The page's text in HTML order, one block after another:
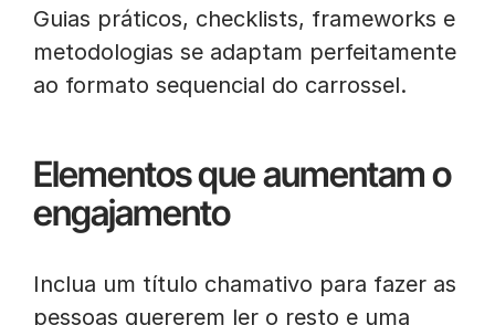
Guias práticos, checklists, frameworks e
metodologias se adaptam perfeitamente
ao formato sequencial do carrossel.
Elementos que aumentam o
engajamento
Inclua um título chamativo para fazer as
pessoas quererem ler o resto e uma